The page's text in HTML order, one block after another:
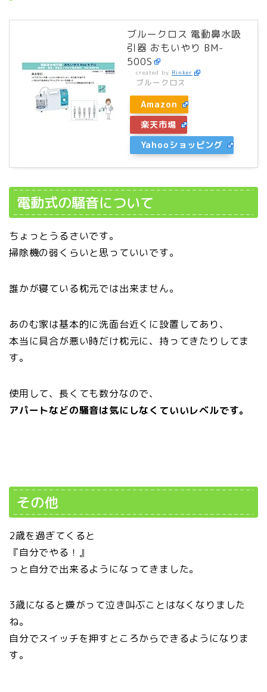
ブルークロス 電動鼻水吸
引器 おもいやり BM-
500S
created by Rinker
ブルークロス
Amazon
楽天市場
Yahooショッピング
電動式の騒音について
ちょっとうるさいです。
掃除機の弱くらいと思っていいです。
誰かが寝ている枕元では出来ません。
あのむ家は基本的に洗面台近くに設置してあり、
本当に具合が悪い時だけ枕元に、持ってきたりしてま
す。
使用して、長くても数分なので、
アパートなどの騒音は気にしなくていいレベルです。
その他
2歳を過ぎてくると
『自分でやる！』
っと自分で出来るようになってきました。
3歳になると嫌がって泣き叫ぶことはなくなりました
ね。
自分でスイッチを押すところからできるようになりま
す。